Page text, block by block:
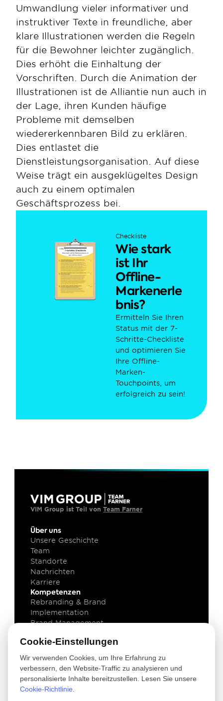
Umwandlung vieler informativer und
instruktiver Texte in freundliche, aber
klare Illustrationen werden die Regeln
für die Bewohner leichter zugänglich.
Dies erhöht die Einhaltung der
Vorschriften. Durch die Animation der
Illustrationen ist de Alliantie nun auch in
der Lage, ihren Kunden häufige
Probleme mit demselben
wiedererkennbaren Bild zu erklären.
Dies entlastet die
Dienstleistungsorganisation. Auf diese
Weise trägt ein ausgeklügeltes Design
auch zu einem optimalen
Geschäftsprozess bei.
Checkliste
Wie stark
ist Ihr
Offline-
Markenerle
bnis?
Ermitteln Sie Ihren
Status mit der 7-
Schritte-Checkliste
und optimieren Sie
Ihre Offline-
Marken-
Touchpoints, um
erfolgreich zu sein!
VIM Group ist Teil von Team Farner
Über uns
Unsere Geschichte
Team
Standorte
Nachrichten
Karriere
Kompetenzen
Rebranding & Brand
Implementation
Brand Management
Wissen
Downloads
Rechtliches
Cookie-Einstellungen
Wir verwenden Cookies, um Ihre Erfahrung zu
verbessern, den Website-Traffic zu analysieren und
personalisierte Inhalte bereitzustellen. Lesen Sie unsere
Cookie-Richtlinie